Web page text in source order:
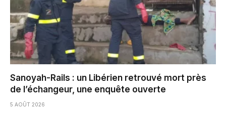
Sanoyah-Rails : un Libérien retrouvé mort près
de l’échangeur, une enquête ouverte
5 AOÛT 2026